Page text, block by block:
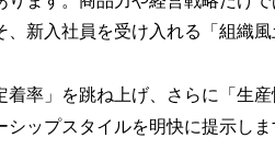
新入社員を受け入れる「組織
率」を跳ね上げ、さらに「生
ップスタイルを明快に提示しま